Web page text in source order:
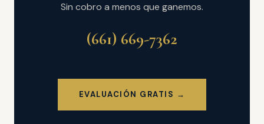
Sin cobro a menos que ganemos.
(661) 669-7362
EVALUACIÓN GRATIS →